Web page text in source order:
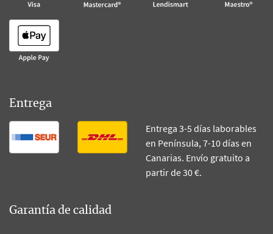
Entrega
Entrega 3-5 días laborables
en Península, 7-10 días en
Canarias. Envío gratuito a
partir de 30 €.
Garantía de calidad